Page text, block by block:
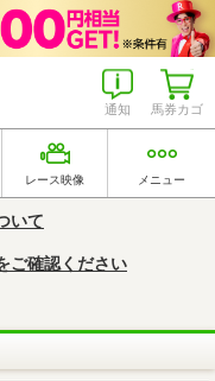
馬券カゴ
通知
レース映像 メニュー
いて
ご確認ください